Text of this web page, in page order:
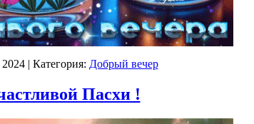
| Категория: Добрый вечер
Пасхи !